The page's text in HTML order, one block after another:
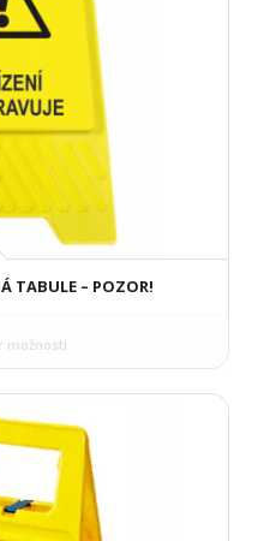
TABULE – POZOR!
možností